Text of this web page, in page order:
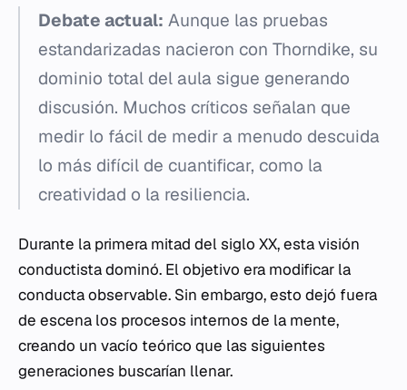
Debate actual: Aunque las pruebas
estandarizadas nacieron con Thorndike, su
dominio total del aula sigue generando
discusión. Muchos críticos señalan que
medir lo fácil de medir a menudo descuida
lo más difícil de cuantificar, como la
creatividad o la resiliencia.
Durante la primera mitad del siglo XX, esta visión
conductista dominó. El objetivo era modificar la
conducta observable. Sin embargo, esto dejó fuera
de escena los procesos internos de la mente,
creando un vacío teórico que las siguientes
generaciones buscarían llenar.